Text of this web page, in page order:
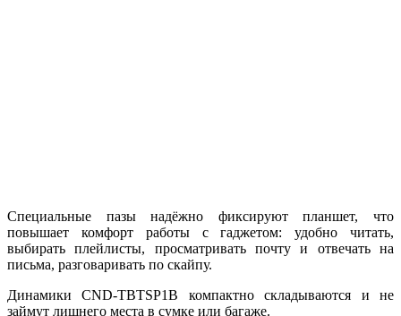
Специальные пазы надёжно фиксируют планшет, что
повышает комфорт работы с гаджетом: удобно читать,
выбирать плейлисты, просматривать почту и отвечать на
письма, разговаривать по скайпу.
Динамики CND-TBTSP1B компактно складываются и не
займут лишнего места в сумке или багаже.